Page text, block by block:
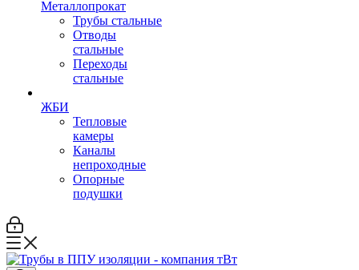
Металлопрокат
Трубы стальные
Отводы
стальные
Переходы
стальные
ЖБИ
Тепловые
камеры
Каналы
непроходные
Опорные
подушки